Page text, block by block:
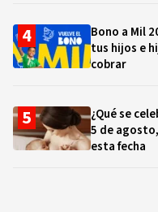
Bono a Mil
tus hijos e
cobrar
¿Qué se
5 de
esta fecha